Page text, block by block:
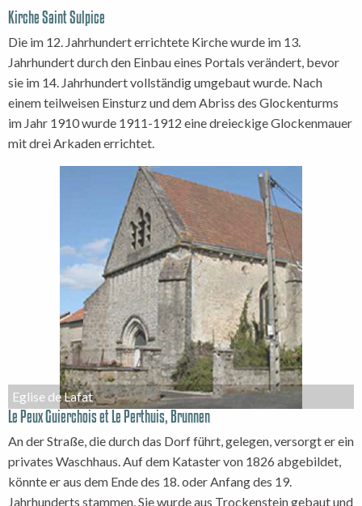
Kirche Saint Sulpice
Die im 12. Jahrhundert errichtete Kirche wurde im 13.
Jahrhundert durch den Einbau eines Portals verändert, bevor
sie im 14. Jahrhundert vollständig umgebaut wurde. Nach
einem teilweisen Einsturz und dem Abriss des Glockenturms
im Jahr 1910 wurde 1911-1912 eine dreieckige Glockenmauer
mit drei Arkaden errichtet.
Eglise de Lafat
Le Peux Guierchois et Le Perthuis, Brunnen
An der Straße, die durch das Dorf führt, gelegen, versorgt er ein
privates Waschhaus. Auf dem Kataster von 1826 abgebildet,
könnte er aus dem Ende des 18. oder Anfang des 19.
Jahrhunderts stammen. Sie wurde aus Trockenstein gebaut und